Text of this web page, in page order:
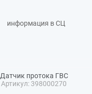
информация в СЦ
Датчик протока ГВС
Артикул: 398000270